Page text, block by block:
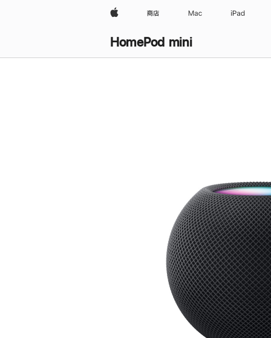
Apple 商店 Mac iPad
HomePod mini